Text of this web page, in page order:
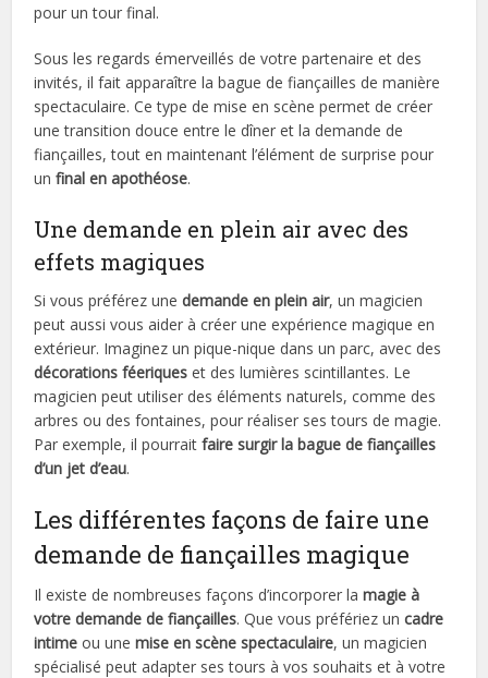
pour un tour final.
Sous les regards émerveillés de votre partenaire et des
invités, il fait apparaître la bague de fiançailles de manière
spectaculaire. Ce type de mise en scène permet de créer
une transition douce entre le dîner et la demande de
fiançailles, tout en maintenant l’élément de surprise pour
unfinal en apothéose.
Une demande en plein air avec des
effets magiques
Si vous préférez unedemande en plein air, un magicien
peut aussi vous aider à créer une expérience magique en
extérieur. Imaginez un pique-nique dans un parc, avec des
décorations féeriques et des lumières scintillantes. Le
magicien peut utiliser des éléments naturels, comme des
arbres ou des fontaines, pour réaliser ses tours de magie.
Par exemple, il pourraitfaire surgir la bague de fiançailles
d’un jet d’eau.
Les différentes façons de faire une
demande de fiançailles magique
Il existe de nombreuses façons d’incorporer lamagie à
votre demande de fiançailles. Que vous préfériez uncadre
intime ou unemise en scène spectaculaire, un magicien
spécialisé peut adapter ses tours à vos souhaits et à votre